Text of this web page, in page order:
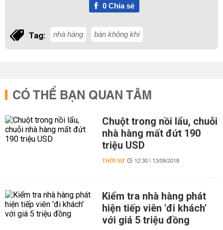
0Chia sẻ
Tag: nhà hàng bán không khí
CÓ THỂ BẠN QUAN TÂM
Chuột trong nồi lẩu, chuỗi
nhà hàng mất đứt 190
triệu USD
THỜI SỰ 12:30 | 13/09/2018
Kiểm tra nhà hàng phát
hiện tiếp viên 'đi khách'
với giá 5 triệu đồng